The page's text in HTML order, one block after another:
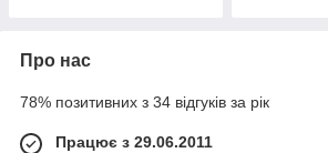
Про нас
78% позитивних з 34 відгуків за рік
Працює з 29.06.2011